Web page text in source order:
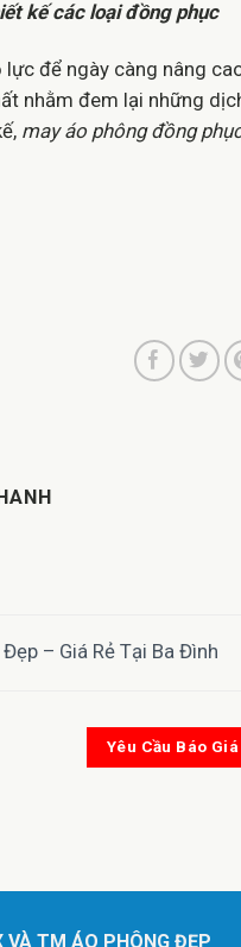
kế các loại đồng phục
để ngày càng nâng
nhằm đem lại những
may áo phông đồng
– Giá Rẻ Tại Ba Đình
Yêu Cầu Báo Giá
VÀ TM ÁO PHÔNG ĐẸP